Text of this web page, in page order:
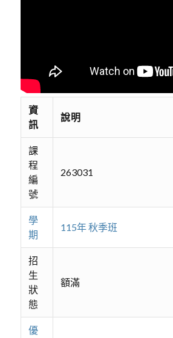
資
訊
說明
課
程
編
號
263031
學
期
115年 秋季班
招
生
狀
態
額滿
優